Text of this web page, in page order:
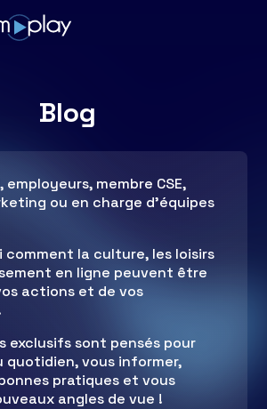
Blog
employeurs, membre CSE,
ou en charge d’équipes
comment la culture, les loisirs
en ligne peuvent être
actions et de vos
exclusifs sont pensés pour
quotidien, vous informer,
pratiques et vous
angles de vue !